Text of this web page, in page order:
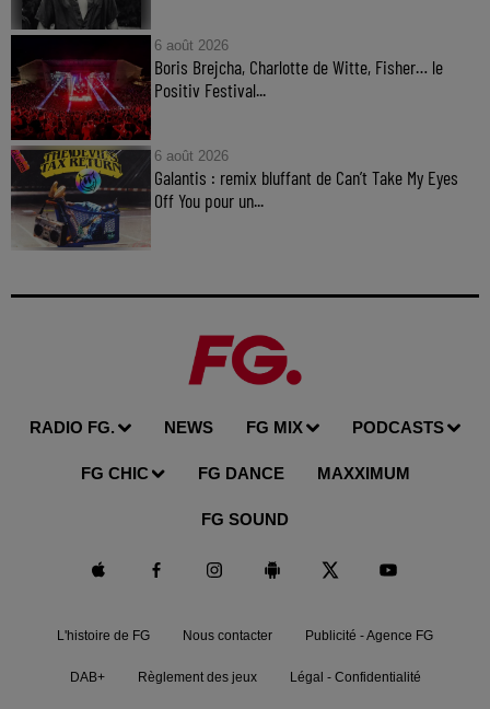
6 août 2026
Boris Brejcha, Charlotte de Witte, Fisher… le
Positiv Festival...
6 août 2026
Galantis : remix bluffant de Can’t Take My Eyes
Off You pour un...
RADIO FG. NEWS FG MIX PODCASTS
FG CHIC FG DANCE MAXXIMUM
FG SOUND
L'histoire de FG Nous contacter Publicité - Agence FG
DAB+ Règlement des jeux Légal - Confidentialité